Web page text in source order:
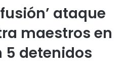
ataque
maestros en
5 detenidos